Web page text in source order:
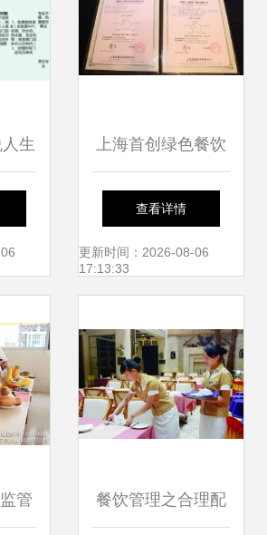
生
饮
餐
上海首创绿色餐饮
服务认证 2家本土
中餐店获证
查看详情
更新时间：2026-08-06
17:13:33
管 餐饮管理之合理配